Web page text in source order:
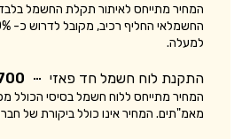
המחיר מתייחס לאיתור תקלת החשמל
למעלה.
התקנת לוח חשמל חד פאזי - 1,500 ₪
מאמ"תים. המחיר אינו כולל ביקורת של